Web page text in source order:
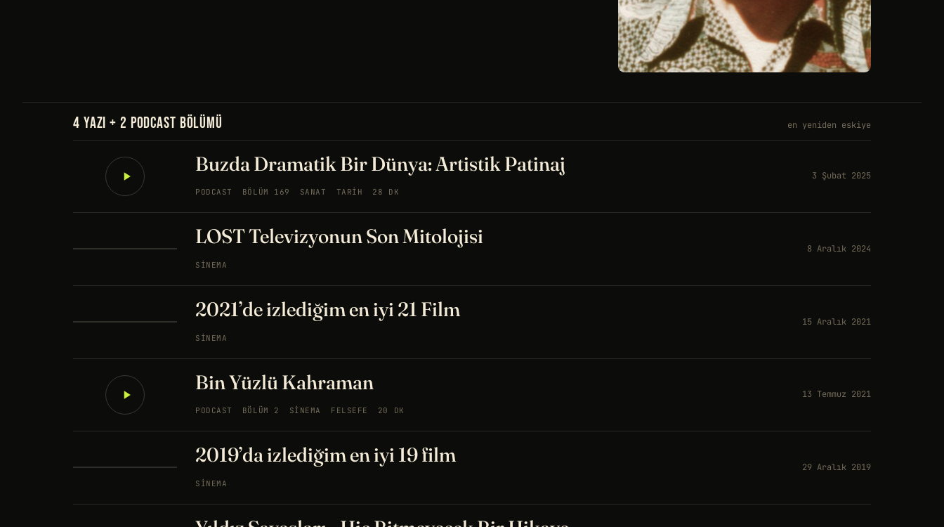
4 YAZI + 2 PODCAST BÖLÜMÜ en yeniden eskiye
Buzda Dramatik Bir Dünya: Artistik Patinaj
PODCAST BÖLÜM 169 SANAT TARIH 28 DK
3 Şubat 2025
LOST Televizyonun Son Mitolojisi
SINEMA
8 Aralık 2024
2021’de izlediğim en iyi 21 Film
SINEMA
15 Aralık 2021
Bin Yüzlü Kahraman
PODCAST BÖLÜM 2 SINEMA FELSEFE 20 DK
13 Temmuz 2021
2019’da izlediğim en iyi 19 film
SINEMA
29 Aralık 2019